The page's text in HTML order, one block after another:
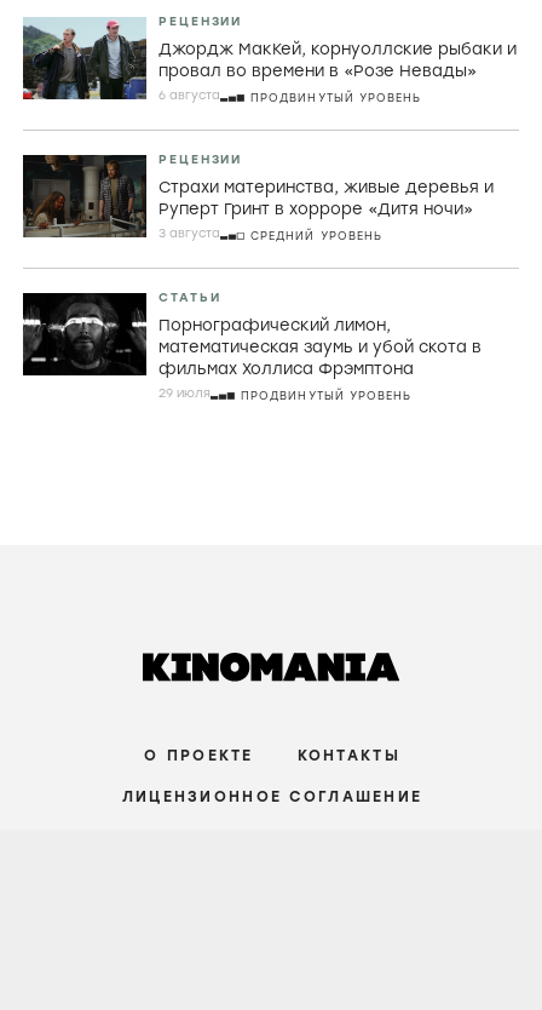
РЕЦЕНЗИИ
Джордж МакКей, корнуоллские рыбаки и
провал во времени в «Розе Невады»
6 августа ПРОДВИНУТЫЙ УРОВЕНЬ
РЕЦЕНЗИИ
Страхи материнства, живые деревья и
Руперт Гринт в хорроре «Дитя ночи»
3 августа СРЕДНИЙ УРОВЕНЬ
СТАТЬИ
Порнографический лимон,
математическая заумь и убой скота в
фильмах Холлиса Фрэмптона
29 июля ПРОДВИНУТЫЙ УРОВЕНЬ
О ПРОЕКТЕ КОНТАКТЫ
ЛИЦЕНЗИОННОЕ СОГЛАШЕНИЕ